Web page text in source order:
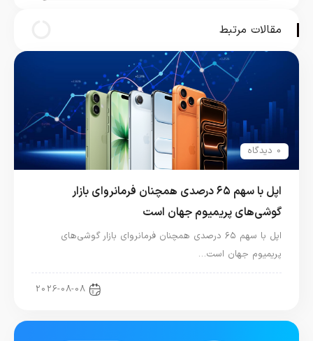
مقالات مرتبط
0 دیدگاه
اپل با سهم ۶۵ درصدی همچنان فرمانروای بازار
گوشی‌های پریمیوم جهان است
اپل با سهم ۶۵ درصدی همچنان فرمانروای بازار گوشی‌های
پریمیوم جهان است…
2026-08-08